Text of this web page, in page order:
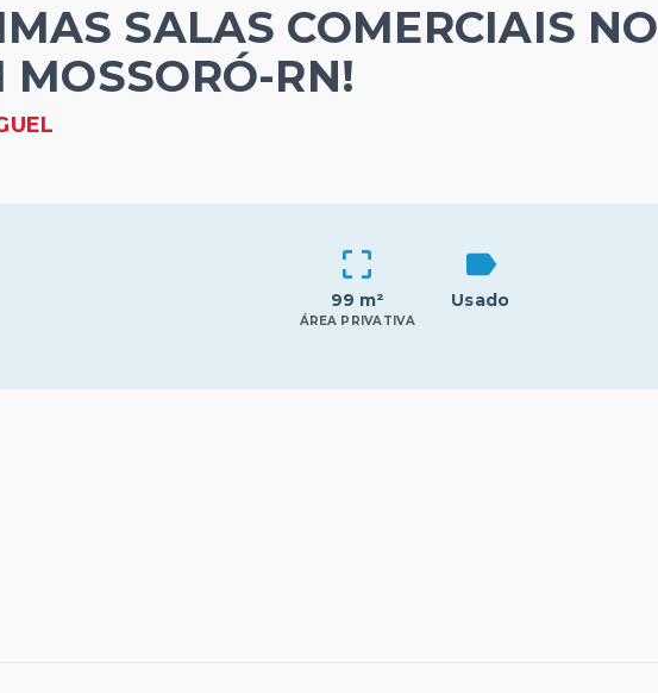
SALAS COMERCIAIS NO
MOSSORÓ-RN!
99 m²
ÁREA PRIVATIVA
Usado